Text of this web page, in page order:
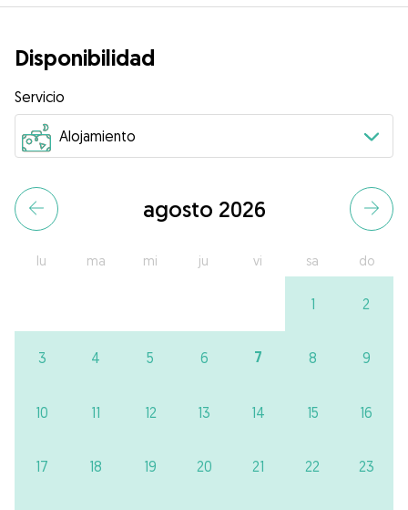
Disponibilidad
Servicio
agosto 2026
lu ma mi ju vi sa do
1 2
3 4 5 6 7 8 9
10 11 12 13 14 15 16
17 18 19 20 21 22 23